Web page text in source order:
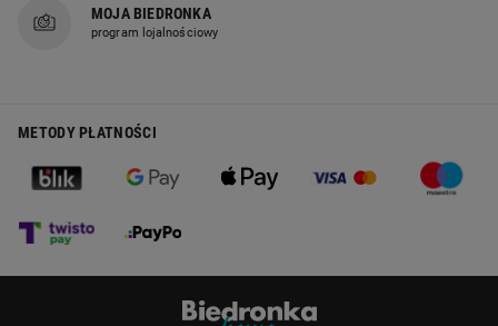
MOJA BIEDRONKA
program lojalnościowy
METODY PŁATNOŚCI